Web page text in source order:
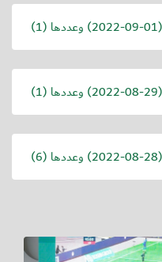
2022-09-01) وعددها (1)
2022-08-29) وعددها (1)
2022-08-28) وعددها (6)